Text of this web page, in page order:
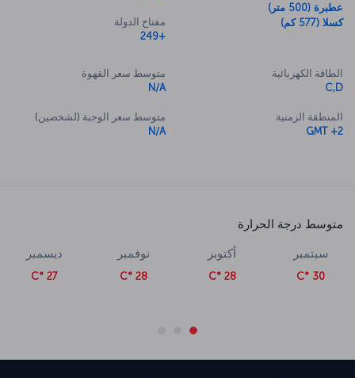
عطبرة (500 متر)
كسلا (577 كم)
مفتاح الدولة
+249
الطاقة الكهربائية
C,D
المنطقة الزمنية
GMT +2
متوسط سعر القهوة
N/A
متوسط سعر الوجبة (لشخصين)
N/A
متوسط درجة الحرارة
سبتمبر
30 °C
أكتوبر
28 °C
نوفمبر
28 °C
ديسمبر
27 °C